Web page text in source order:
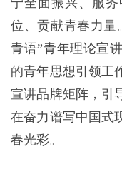
位、贡献青春力量
青语”青年理论宣
的青年思想引领工
宣讲品牌矩阵，引
在奋力谱写中国式
春光彩。